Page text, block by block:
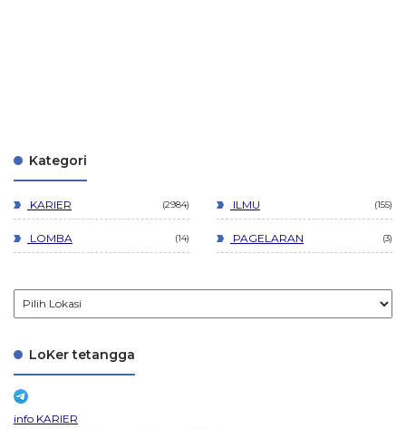
Kategori
KARIER 2984 ILMU 155
LOMBA 14 PAGELARAN 3
LoKer tetangga
info KARIER